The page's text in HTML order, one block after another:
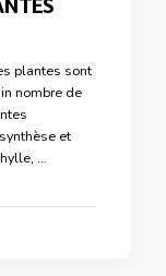
plantes sont
nombre de
et
…